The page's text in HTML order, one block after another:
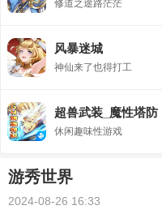
修道之途路茫茫
风暴迷城
神仙来了也得打工
超兽武装_魔性塔防
休闲趣味性游戏
游秀世界
2024-08-26 16:33